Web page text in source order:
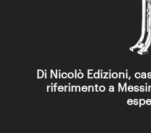
Di Nicolò Edizioni,
riferimento a